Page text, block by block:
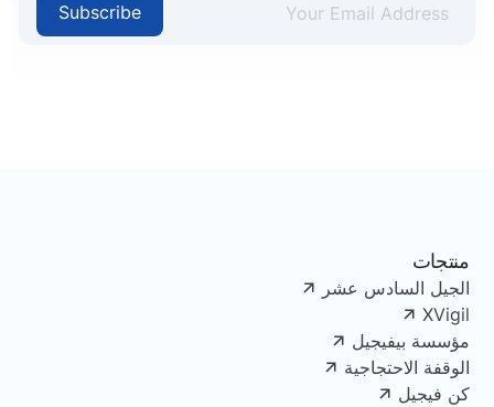
Subscribe
منتجات
الجيل السادس عشر
XVigil
مؤسسة بيفيجيل
الوقفة الاحتجاجية
كن فيجيل